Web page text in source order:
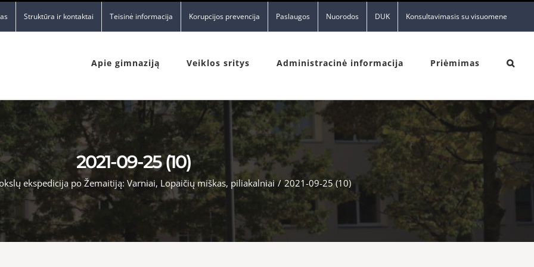
Struktūra ir kontaktai Teisinė informacija Korupcijos prevencija Paslaugos Nuorodos DUK Konsultavimasis su visuomene
Apie gimnaziją Veiklos sritys Administracinė informacija Priėmimas
2021-09-25 (10)
ekspedicija po Žemaitiją: Varniai, Lopaičių miškas, piliakalniai / 2021-09-25 (10)